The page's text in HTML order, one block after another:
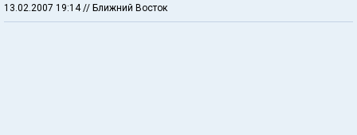
13.02.2007 19:14 // Ближний Восток